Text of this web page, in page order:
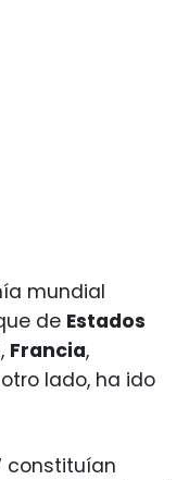
mundial
de Estados
, Francia,
lado, ha ido
constituían